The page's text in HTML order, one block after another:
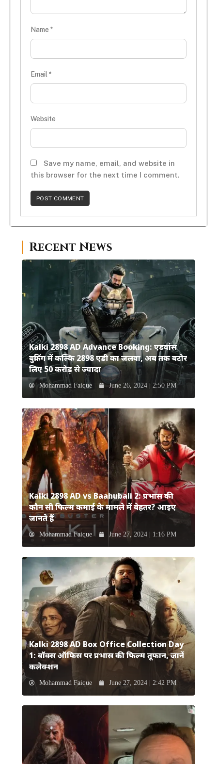
Name *
Email *
Website
Save my name, email, and website in
this browser for the next time I comment.
Recent News
Kalki 2898 AD Advance Booking: एडवांस
बुकिंग में कल्कि 2898 एडी का जलवा, अब तक बटोर
लिए 50 करोड़ से ज्यादा
Mohammad Faique June 26, 2024 | 2:50 PM
Kalki 2898 AD vs Baahubali 2: प्रभास की
कौन सी फिल्म कमाई के मामले में बेहतर? आइए
जानते हैं
Mohammad Faique June 27, 2024 | 1:16 PM
Kalki 2898 AD Box Office Collection Day
1: बॉक्स ऑफिस पर प्रभास की फिल्म तूफान, जानें
कलेक्शन
Mohammad Faique June 27, 2024 | 2:42 PM